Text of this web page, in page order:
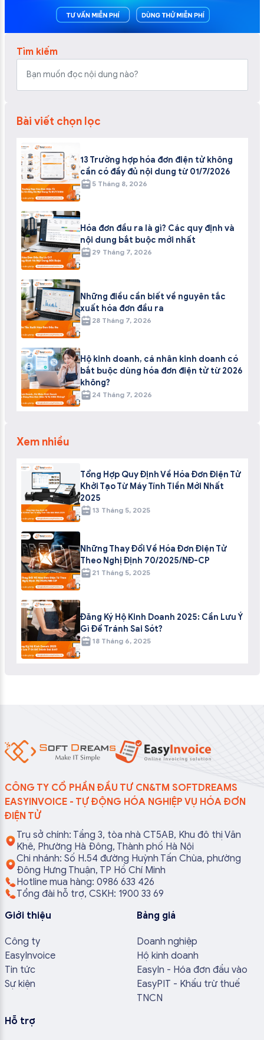
Tìm kiếm
Bài viết chọn lọc
13 Trường hợp hóa đơn điện tử không
cần có đầy đủ nội dung từ 01/7/2026
5 Tháng 8, 2026
Hóa đơn đầu ra là gì? Các quy định và
nội dung bắt buộc mới nhất
29 Tháng 7, 2026
Những điều cần biết về nguyên tắc
xuất hóa đơn đầu ra
28 Tháng 7, 2026
Hộ kinh doanh, cá nhân kinh doanh có
bắt buộc dùng hóa đơn điện tử từ 2026
không?
24 Tháng 7, 2026
Xem nhiều
Tổng Hợp Quy Định Về Hóa Đơn Điện Tử
Khởi Tạo Từ Máy Tính Tiền Mới Nhất
2025
13 Tháng 5, 2025
Những Thay Đổi Về Hóa Đơn Điện Tử
Theo Nghị Định 70/2025/NĐ-CP
21 Tháng 5, 2025
Đăng Ký Hộ Kinh Doanh 2025: Cần Lưu Ý
Gì Để Tránh Sai Sót?
18 Tháng 6, 2025
CÔNG TY CỔ PHẦN ĐẦU TƯ CN&TM SOFTDREAMS
EASYINVOICE - TỰ ĐỘNG HÓA NGHIỆP VỤ HÓA ĐƠN
ĐIỆN TỬ
Trụ sở chính: Tầng 3, tòa nhà CT5AB, Khu đô thị Văn
Khê, Phường Hà Đông, Thành phố Hà Nội
Chi nhánh: Số H.54 đường Huỳnh Tấn Chùa, phường
Đông Hưng Thuận, TP Hồ Chí Minh
Hotline mua hàng: 0986 633 426
Tổng đài hỗ trợ, CSKH: 1900 33 69
Giới thiệu
Công ty
EasyInvoice
Tin tức
Sự kiện
Bảng giá
Doanh nghiệp
Hộ kinh doanh
EasyIn - Hóa đơn đầu vào
EasyPIT - Khấu trừ thuế
TNCN
Hỗ trợ